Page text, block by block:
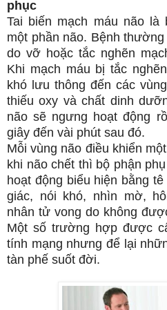
phục
Tai biến mạch máu não
một phần não. Bệnh
do vỡ hoặc tắc nghẽn
Khi mạch máu bị tắc
khó lưu thông đến các
thiếu oxy và chất dinh
não sẽ ngưng hoạt động
giây đến vài phút sau đó.
Mỗi vùng não điều khiển
khi não chết thì bộ phận
hoạt động biểu hiện bằng
giác, nói khó, nhìn mờ,
nhân tử vong do không
Một số trường hợp được
tính mạng nhưng để lại
tàn phế suốt đời.